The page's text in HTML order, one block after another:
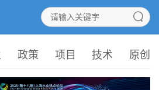
政策 项目 技术 原创